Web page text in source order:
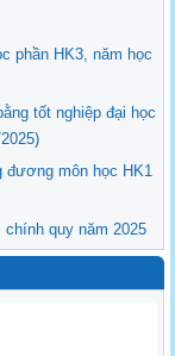
phần HK3, năm học
tốt nghiệp đại học
môn học HK1
chính quy năm 2025